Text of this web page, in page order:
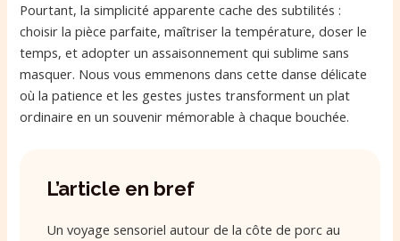
Pourtant, la simplicité apparente cache des subtilités :
choisir la pièce parfaite, maîtriser la température, doser le
temps, et adopter un assaisonnement qui sublime sans
masquer. Nous vous emmenons dans cette danse délicate
où la patience et les gestes justes transforment un plat
ordinaire en un souvenir mémorable à chaque bouchée.
L’article en bref
Un voyage sensoriel autour de la côte de porc au